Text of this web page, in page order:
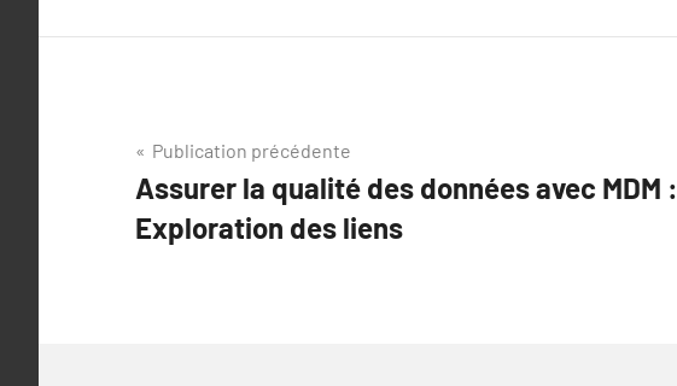
Navigation
de
l’article
Publication précédente
Assurer la qualité des données avec MDM :
Exploration des liens